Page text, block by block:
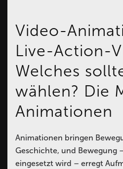
Video-
Live-Action-
Welches
wählen? Die
Animationen
Animationen bringen
Geschichte, und Bewegung
eingesetzt wird – erregt